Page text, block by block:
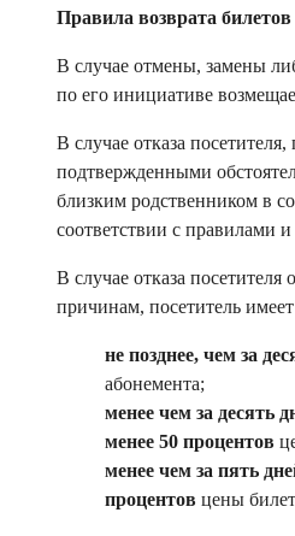
Правила возврата билетов
В случае отмены, замены
по его инициативе
В случае отказа
подтвержденными
близким родственником в
соответствии с правилами
В случае отказа
причинам, посетитель
не позднее, чем за
абонемента;
менее чем за десять
менее 50 процентов
менее чем за пять
процентов цены